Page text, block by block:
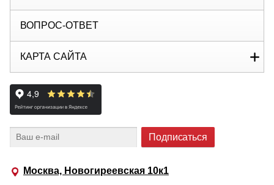
Москва, Новогиреевская 10к1
ВОПРОС-ОТВЕТ
КАРТА САЙТА